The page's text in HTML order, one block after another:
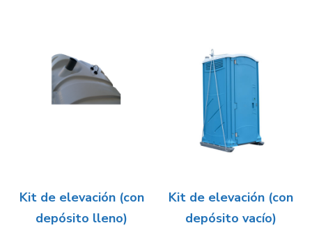
Kit de elevación (con
depósito lleno)
Kit de elevación (con
depósito vacío)